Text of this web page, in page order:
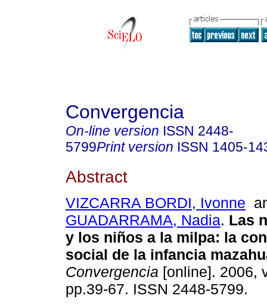
Convergencia
On-line version ISSN 2448-
5799Print version ISSN 1405-
Abstract
VIZCARRA BORDI, Ivonne
GUADARRAMA, Nadia. Las
y los niños a la milpa: la
social de la infancia
Convergencia [online]. 2006,
pp.39-67. ISSN 2448-5799.